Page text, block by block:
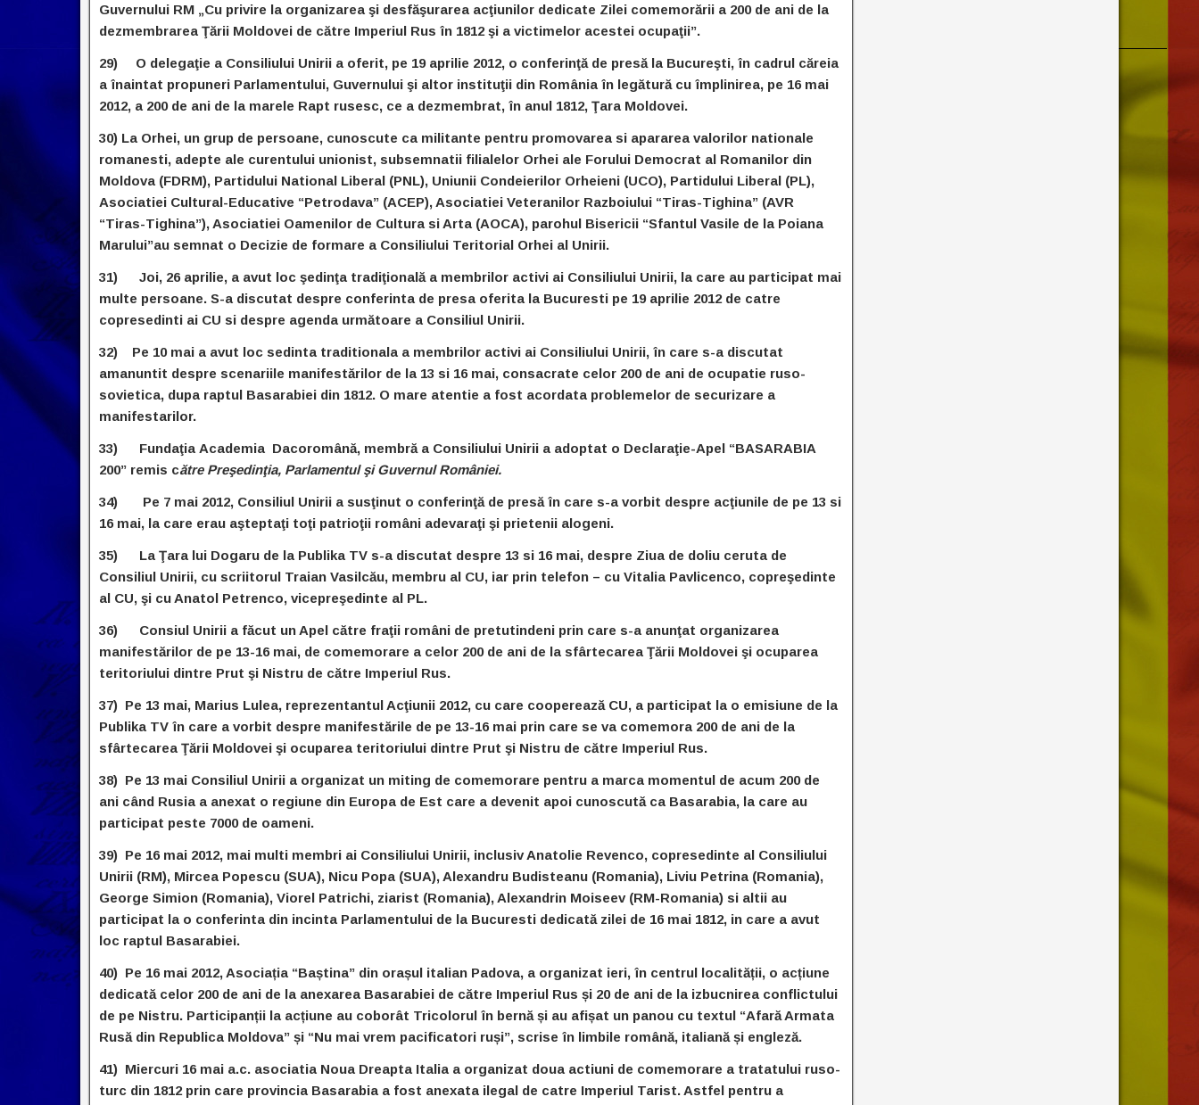
Guvernului RM „Cu privire la organizarea şi desfăşurarea acţiunilor dedicate Zilei comemorării a 200 de ani de la
dezmembrarea Ţării Moldovei de către Imperiul Rus în 1812 şi a victimelor acestei ocupaţii”.
29) O delegaţie a Consiliului Unirii a oferit, pe 19 aprilie 2012, o conferinţă de presă la Bucureşti, în cadrul căreia
a înaintat propuneri Parlamentului, Guvernului şi altor instituţii din România în legătură cu împlinirea, pe 16 mai
2012, a 200 de ani de la marele Rapt rusesc, ce a dezmembrat, în anul 1812, Ţara Moldovei.
30) La Orhei, un grup de persoane, cunoscute ca militante pentru promovarea si apararea valorilor nationale
romanesti, adepte ale curentului unionist, subsemnatii filialelor Orhei ale Forului Democrat al Romanilor din
Moldova (FDRM), Partidului National Liberal (PNL), Uniunii Condeierilor Orheieni (UCO), Partidului Liberal (PL),
Asociatiei Cultural-Educative “Petrodava” (ACEP), Asociatiei Veteranilor Razboiului “Tiras-Tighina” (AVR
“Tiras-Tighina”), Asociatiei Oamenilor de Cultura si Arta (AOCA), parohul Bisericii “Sfantul Vasile de la Poiana
Marului”au semnat o Decizie de formare a Consiliului Teritorial Orhei al Unirii.
31) Joi, 26 aprilie, a avut loc şedinţa tradiţională a membrilor activi ai Consiliului Unirii, la care au participat mai
multe persoane. S-a discutat despre conferinta de presa oferita la Bucuresti pe 19 aprilie 2012 de catre
copresedinti ai CU si despre agenda următoare a Consiliul Unirii.
32) Pe 10 mai a avut loc sedinta traditionala a membrilor activi ai Consiliului Unirii, în care s-a discutat
amanuntit despre scenariile manifestărilor de la 13 si 16 mai, consacrate celor 200 de ani de ocupatie ruso-
sovietica, dupa raptul Basarabiei din 1812. O mare atentie a fost acordata problemelor de securizare a
manifestarilor.
33) Fundaţia Academia Dacoromână, membră a Consiliului Unirii a adoptat o Declaraţie-Apel “BASARABIA
200” remis către Preşedinţia, Parlamentul şi Guvernul României.
34) Pe 7 mai 2012, Consiliul Unirii a susţinut o conferinţă de presă în care s-a vorbit despre acţiunile de pe 13 si
16 mai, la care erau aşteptaţi toţi patrioţii români adevaraţi şi prietenii alogeni.
35) La Ţara lui Dogaru de la Publika TV s-a discutat despre 13 si 16 mai, despre Ziua de doliu ceruta de
Consiliul Unirii, cu scriitorul Traian Vasilcău, membru al CU, iar prin telefon – cu Vitalia Pavlicenco, copreşedinte
al CU, şi cu Anatol Petrenco, vicepreşedinte al PL.
36) Consiul Unirii a făcut un Apel către fraţii români de pretutindeni prin care s-a anunţat organizarea
manifestărilor de pe 13-16 mai, de comemorare a celor 200 de ani de la sfârtecarea Ţării Moldovei şi ocuparea
teritoriului dintre Prut şi Nistru de către Imperiul Rus.
37) Pe 13 mai, Marius Lulea, reprezentantul Acţiunii 2012, cu care cooperează CU, a participat la o emisiune de la
Publika TV în care a vorbit despre manifestările de pe 13-16 mai prin care se va comemora 200 de ani de la
sfârtecarea Ţării Moldovei şi ocuparea teritoriului dintre Prut şi Nistru de către Imperiul Rus.
38) Pe 13 mai Consiliul Unirii a organizat un miting de comemorare pentru a marca momentul de acum 200 de
ani când Rusia a anexat o regiune din Europa de Est care a devenit apoi cunoscută ca Basarabia, la care au
participat peste 7000 de oameni.
39) Pe 16 mai 2012, mai multi membri ai Consiliului Unirii, inclusiv Anatolie Revenco, copresedinte al Consiliului
Unirii (RM), Mircea Popescu (SUA), Nicu Popa (SUA), Alexandru Budisteanu (Romania), Liviu Petrina (Romania),
George Simion (Romania), Viorel Patrichi, ziarist (Romania), Alexandrin Moiseev (RM-Romania) si altii au
participat la o conferinta din incinta Parlamentului de la Bucuresti dedicată zilei de 16 mai 1812, in care a avut
loc raptul Basarabiei.
40) Pe 16 mai 2012, Asociația “Baștina” din orașul italian Padova, a organizat ieri, în centrul localității, o acțiune
dedicată celor 200 de ani de la anexarea Basarabiei de către Imperiul Rus și 20 de ani de la izbucnirea conflictului
de pe Nistru. Participanții la acțiune au coborât Tricolorul în bernă și au afișat un panou cu textul “Afară Armata
Rusă din Republica Moldova” și “Nu mai vrem pacificatori ruși”, scrise în limbile română, italiană și engleză.
41) Miercuri 16 mai a.c. asociatia Noua Dreapta Italia a organizat doua actiuni de comemorare a tratatului ruso-
turc din 1812 prin care provincia Basarabia a fost anexata ilegal de catre Imperiul Tarist. Astfel pentru a